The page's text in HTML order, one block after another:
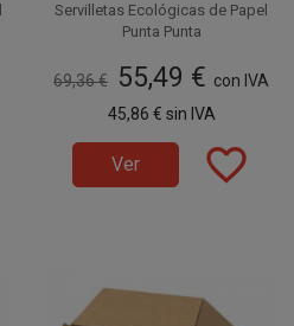
Servilletas Ecológicas de Papel
Punta Punta
40 x 40 cm, suaves y
Catering, Bares, Fiestas,
Restaurantes, etc.
de 1.200 unidades, distribuidas
en 24 paquetes de 50 unidades.
69,36 € 55,49 € con IVA
45,86 € sin IVA
Ver favorite_border